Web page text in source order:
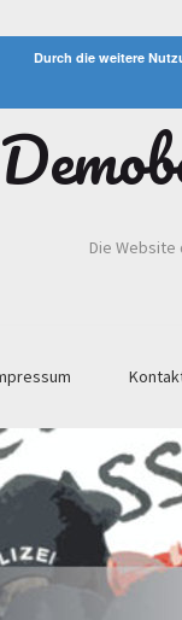
Die
Durch die weitere